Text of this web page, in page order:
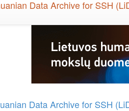
Data Archive for SSH